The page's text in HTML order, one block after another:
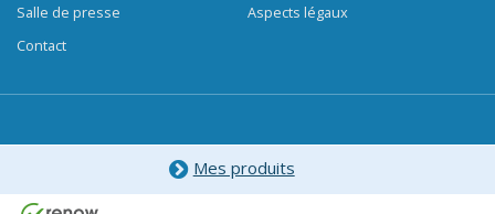
Salle de presse
Contact
Aspects légaux
Mes produits